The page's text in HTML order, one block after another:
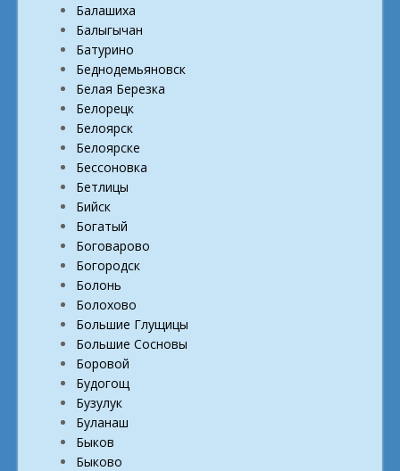
Балашиха
Балыгычан
Батурино
Беднодемьяновск
Белая Березка
Белорецк
Белоярск
Белоярске
Бессоновка
Бетлицы
Бийск
Богатый
Боговарово
Богородск
Болонь
Болохово
Большие Глущицы
Большие Сосновы
Боровой
Будогощ
Бузулук
Буланаш
Быков
Быково